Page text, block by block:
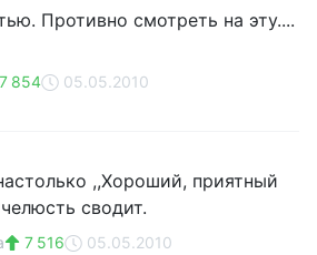
Противно смотреть на эту....
7 854 05.05.2010
,,Хороший, приятный
сводит.
7 516 05.05.2010